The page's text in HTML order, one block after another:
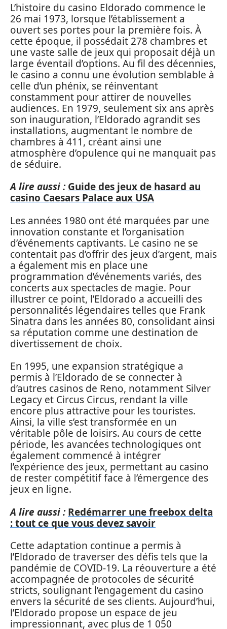
L’histoire du casino Eldorado commence le
26 mai 1973, lorsque l’établissement a
ouvert ses portes pour la première fois. À
cette époque, il possédait 278 chambres et
une vaste salle de jeux qui proposait déjà un
large éventail d’options. Au fil des décennies,
le casino a connu une évolution semblable à
celle d’un phénix, se réinventant
constamment pour attirer de nouvelles
audiences. En 1979, seulement six ans après
son inauguration, l’Eldorado agrandit ses
installations, augmentant le nombre de
chambres à 411, créant ainsi une
atmosphère d’opulence qui ne manquait pas
de séduire.
A lire aussi : Guide des jeux de hasard au
casino Caesars Palace aux USA
Les années 1980 ont été marquées par une
innovation constante et l’organisation
d’événements captivants. Le casino ne se
contentait pas d’offrir des jeux d’argent, mais
a également mis en place une
programmation d’événements variés, des
concerts aux spectacles de magie. Pour
illustrer ce point, l’Eldorado a accueilli des
personnalités légendaires telles que Frank
Sinatra dans les années 80, consolidant ainsi
sa réputation comme une destination de
divertissement de choix.
En 1995, une expansion stratégique a
permis à l’Eldorado de se connecter à
d’autres casinos de Reno, notamment Silver
Legacy et Circus Circus, rendant la ville
encore plus attractive pour les touristes.
Ainsi, la ville s’est transformée en un
véritable pôle de loisirs. Au cours de cette
période, les avancées technologiques ont
également commencé à intégrer
l’expérience des jeux, permettant au casino
de rester compétitif face à l’émergence des
jeux en ligne.
A lire aussi : Redémarrer une freebox delta
: tout ce que vous devez savoir
Cette adaptation continue a permis à
l’Eldorado de traverser des défis tels que la
pandémie de COVID-19. La réouverture a été
accompagnée de protocoles de sécurité
stricts, soulignant l’engagement du casino
envers la sécurité de ses clients. Aujourd’hui,
l’Eldorado propose un espace de jeu
impressionnant, avec plus de 1 050